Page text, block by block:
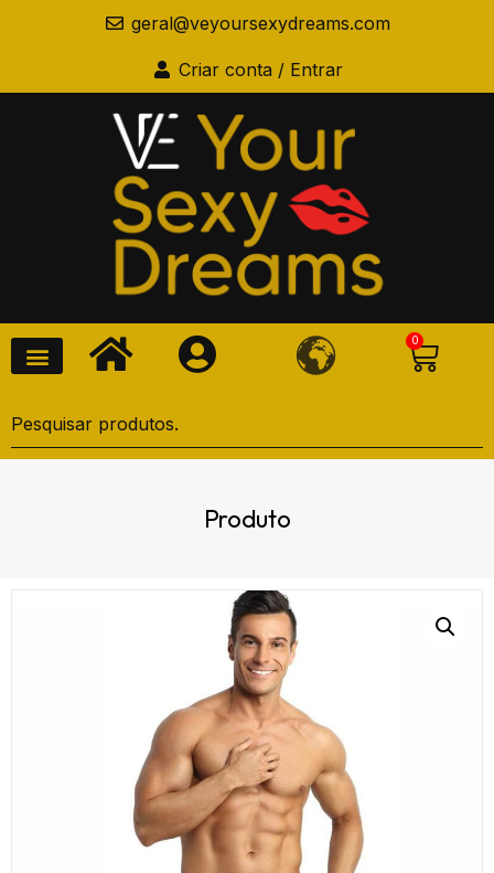
geral@veyoursexydreams.com
Criar conta / Entrar
0
Produto